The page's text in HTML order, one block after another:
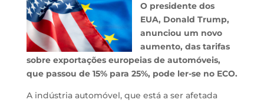
O presidente dos
EUA, Donald Trump,
anunciou um novo
aumento, das tarifas
sobre exportações europeias de automóveis,
que passou de 15% para 25%, pode ler-se no ECO.
A indústria automóvel, que está a ser afetada